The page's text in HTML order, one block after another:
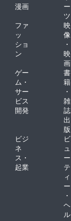
漫画
ー
ツ
ファ
ッ
ショ
ン
映
像
・
映
画
ゲー
ム・
サー
ビス
開発
書
籍
・
雑
誌
出
版
ビジ
ネ
ス・
起業
ビ
ュ
ー
テ
ィ
ー
・
ヘ
ル